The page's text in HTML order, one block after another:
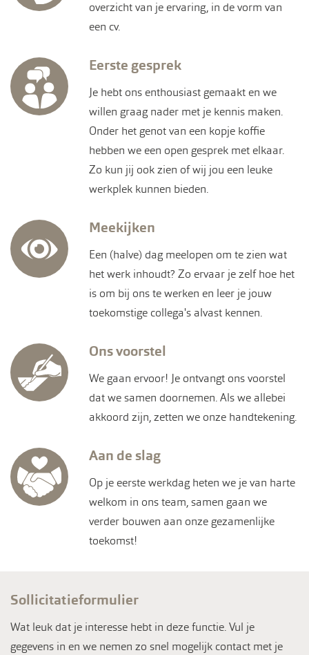
overzicht van je ervaring, in de vorm van
een cv.
Eerste gesprek
Je hebt ons enthousiast gemaakt en we
willen graag nader met je kennis maken.
Onder het genot van een kopje koffie
hebben we een open gesprek met elkaar.
Zo kun jij ook zien of wij jou een leuke
werkplek kunnen bieden.
Meekijken
Een (halve) dag meelopen om te zien wat
het werk inhoudt? Zo ervaar je zelf hoe het
is om bij ons te werken en leer je jouw
toekomstige collega's alvast kennen.
Ons voorstel
We gaan ervoor! Je ontvangt ons voorstel
dat we samen doornemen. Als we allebei
akkoord zijn, zetten we onze handtekening.
Aan de slag
Op je eerste werkdag heten we je van harte
welkom in ons team, samen gaan we
verder bouwen aan onze gezamenlijke
toekomst!
Sollicitatieformulier
Wat leuk dat je interesse hebt in deze functie. Vul je
gegevens in en we nemen zo snel mogelijk contact met je